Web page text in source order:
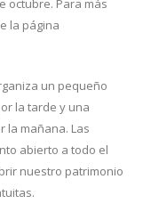
octubre. Para más
la página
un pequeño
la tarde y una
la mañana. Las
abierto a todo el
nuestro patrimonio